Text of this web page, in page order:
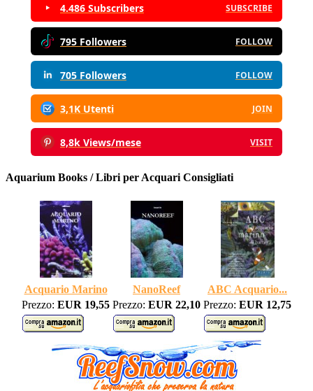
4.486 Subscribers SUBSCRIBE
795 Followers FOLLOW
705 Followers FOLLOW
3,1K Utenti JOIN
8,8k Views/mese VISIT
Aquarium Books / Libri per Acquari Consigliati
Acquario Marino NanoReef
ABC Acquario...
Prezzo: EUR 19,55 Prezzo: EUR 22,10 Prezzo: EUR 12,75